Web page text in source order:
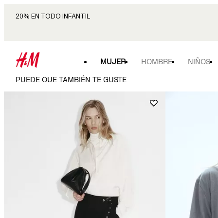
20% EN TODO INFANTIL
MUJER HOMBRE NIÑOS
PUEDE QUE TAMBIÉN TE GUSTE